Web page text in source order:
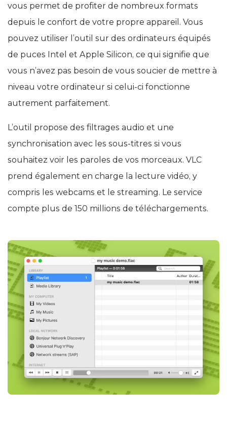
vous permet de profiter de nombreux formats
depuis le confort de votre propre appareil. Vous
pouvez utiliser l’outil sur des ordinateurs équipés
de puces Intel et Apple Silicon, ce qui signifie que
vous n’avez pas besoin de vous soucier de mettre à
niveau votre ordinateur si celui-ci fonctionne
autrement parfaitement.
L’outil propose des filtrages audio et une
synchronisation avec les sous-titres si vous
souhaitez voir les paroles de vos morceaux. VLC
prend également en charge la lecture vidéo, y
compris les webcams et le streaming. Le service
compte plus de 150 millions de téléchargements.